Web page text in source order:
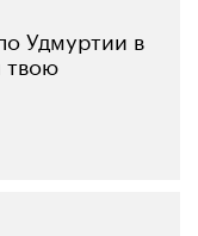
Удмуртии в
твою